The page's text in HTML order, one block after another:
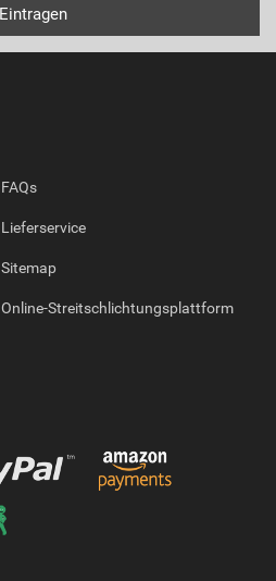
FAQs
Lieferservice
Sitemap
Online-Streitschlichtungsplattform